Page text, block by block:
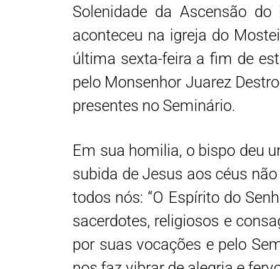
Solenidade da Ascensão
aconteceu na igreja do
última sexta-feira a fim de
pelo Monsenhor Juarez
presentes no Seminário.
Em sua homilia, o bispo deu
subida de Jesus aos céus
todos nós: “O Espírito do
sacerdotes, religiosos e
por suas vocações e pelo